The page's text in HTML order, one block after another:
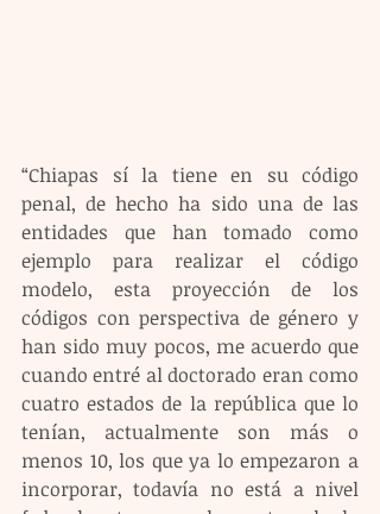
“Chiapas sí la tiene en su código
penal, de hecho ha sido una de las
entidades que han tomado como
ejemplo para realizar el código
modelo, esta proyección de los
códigos con perspectiva de género y
han sido muy pocos, me acuerdo que
cuando entré al doctorado eran como
cuatro estados de la república que lo
tenían, actualmente son más o
menos 10, los que ya lo empezaron a
incorporar, todavía no está a nivel